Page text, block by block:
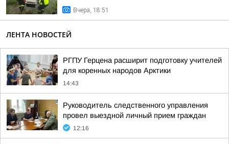
Вчера, 18:51
ЛЕНТА НОВОСТЕЙ
РГПУ Герцена расширит подготовку учителей
для коренных народов Арктики
14:43
Руководитель следственного управления
провел выездной личный прием граждан
12:16